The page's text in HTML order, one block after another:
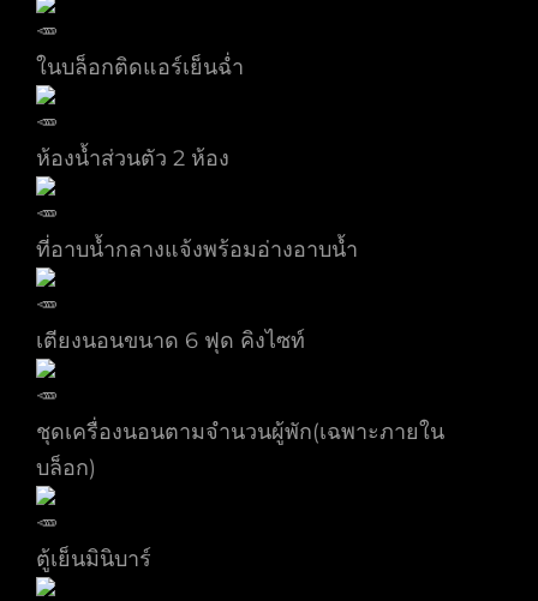
ในบล็อกติดแอร์เย็นฉ่ำ
ห้องน้ำส่วนตัว 2 ห้อง
ที่อาบน้ำกลางแจ้งพร้อมอ่างอาบน้ำ
เตียงนอนขนาด 6 ฟุด คิงไซท์
ชุดเครื่องนอนตามจำนวนผู้พัก(เฉพาะภายใน
บล็อก)
ตู้เย็นมินิบาร์